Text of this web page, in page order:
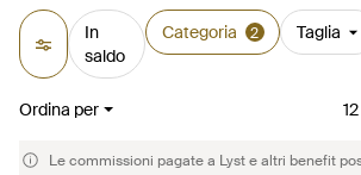
In
saldo
Categoria 2 Taglia
Ordina per 12
Le commissioni pagate a Lyst e altri benefit